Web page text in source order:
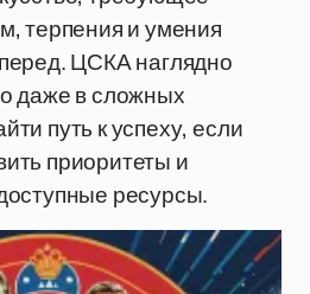
терпения и умения
ЦСКА наглядно
даже в сложных
путь к успеху, если
приоритеты и
ресурсы.